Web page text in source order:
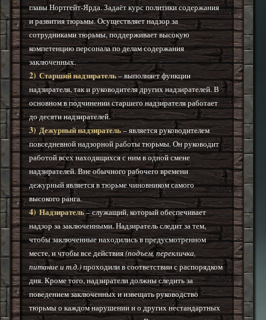
главы Нортгейт-Ярда. Задаёт курс политики содержания
и развития тюрьмы. Осуществляет надзор за
сотрудниками тюрьмы, поддерживает высокую
компетенцию персонала по делам содержания
заключенных.
2) Старший надзиратель– выполняет функции
надзирателя, так и руководителя других надзирателей. В
основном в подчинении старшего надзирателя работает
до десяти надзирателей.
3) Дежурный надзиратель– является руководителем
повседневной надзорной работы тюрьмы. Он руководит
работой всех находящихся с ним в одной смене
надзирателей. Вне обычного рабочего времени
дежурный является в тюрьме чиновником самого
высокого ранга.
4) Надзиратель– служащий, который обеспечивает
надзор за заключенными. Надзиратель следит за тем,
чтобы заключенные находились в предусмотренном
месте, и чтобы все действия(подъем, перекличка,
питание и т.д.)проходили в соответствии с распорядком
дня. Кроме того, надзиратели должны следить за
поведением заключенных и извещать руководство
тюрьмы о каждом нарушении и о других нестандартных